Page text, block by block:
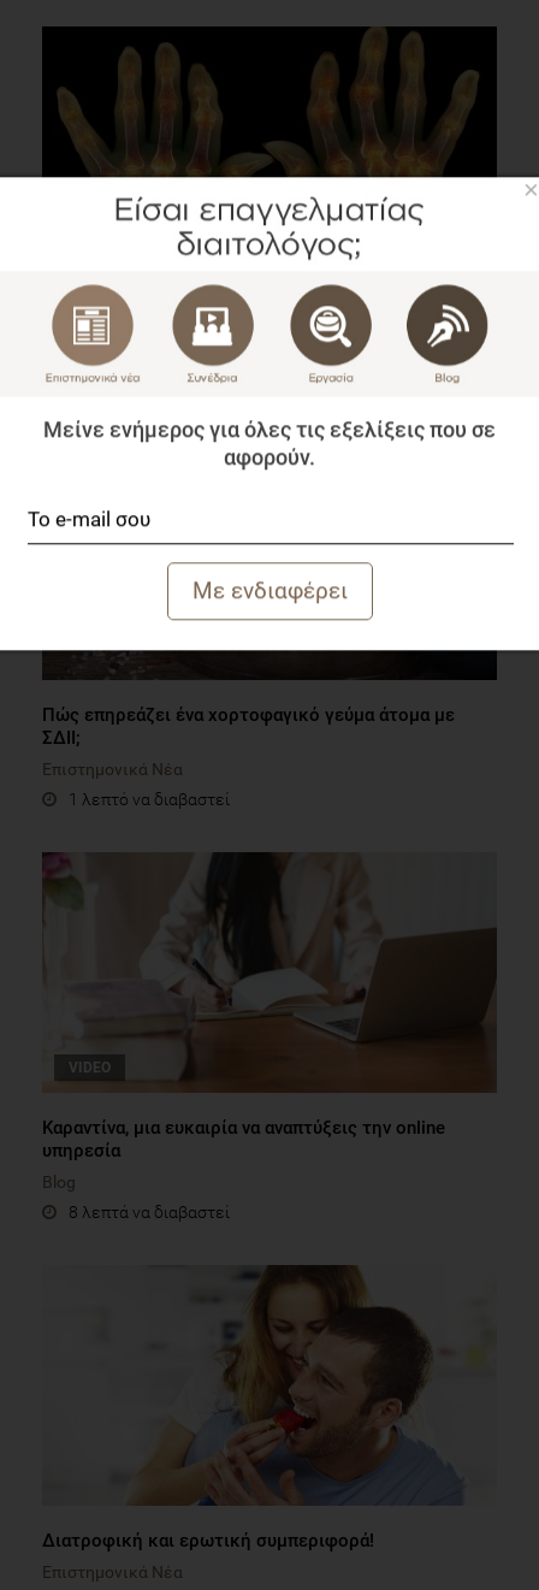
Οφέλη της Κουρκουμίνης στη Ρευματοειδή
Αρθρίτιδα
Επιστημονικά Νέα
1 λεπτό να διαβαστεί
Πώς επηρεάζει ένα χορτοφαγικό γεύμα άτομα με
ΣΔΙΙ;
Επιστημονικά Νέα
1 λεπτό να διαβαστεί
VIDEO
Καραντίνα, μια ευκαιρία να αναπτύξεις την online
υπηρεσία
Blog
8 λεπτά να διαβαστεί
Διατροφική και ερωτική συμπεριφορά!
Επιστημονικά Νέα
×
Μείνε ενήμερος για όλες τις εξελίξεις που σε
αφορούν.